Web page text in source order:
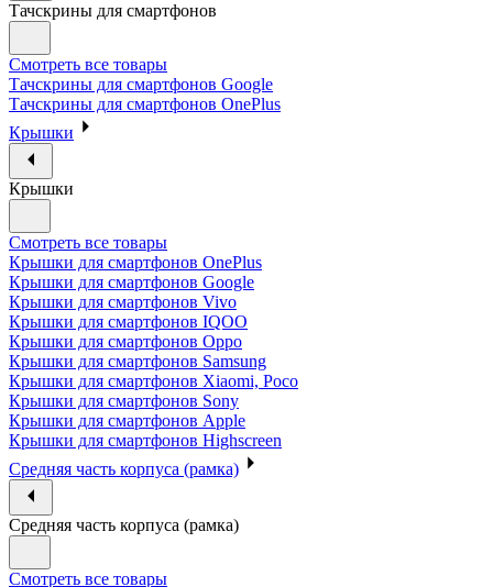
Тачскрины для смартфонов
Смотреть все товары
Тачскрины для смартфонов Google
Тачскрины для смартфонов OnePlus
Крышки
Крышки
Смотреть все товары
Крышки для смартфонов OnePlus
Крышки для смартфонов Google
Крышки для смартфонов Vivo
Крышки для смартфонов IQOO
Крышки для смартфонов Oppo
Крышки для смартфонов Samsung
Крышки для смартфонов Xiaomi, Poco
Крышки для смартфонов Sony
Крышки для смартфонов Apple
Крышки для смартфонов Highscreen
Средняя часть корпуса (рамка)
Средняя часть корпуса (рамка)
Смотреть все товары